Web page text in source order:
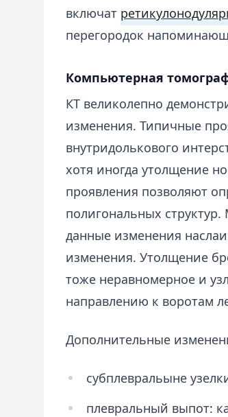
включат
перегородок
Компьютерная
КТ великолепно
изменения. Типичные
внутридолькового
хотя иногда утолщение
проявления позволяют
полигональных
данные изменения
изменения. Утолщение
тоже неравномерное и
направлению к воротам
Дополнительные
субплевральыне
плевральный выпот: